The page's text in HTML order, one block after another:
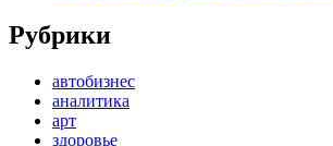
Рубрики
автобизнес
аналитика
арт
здоровье